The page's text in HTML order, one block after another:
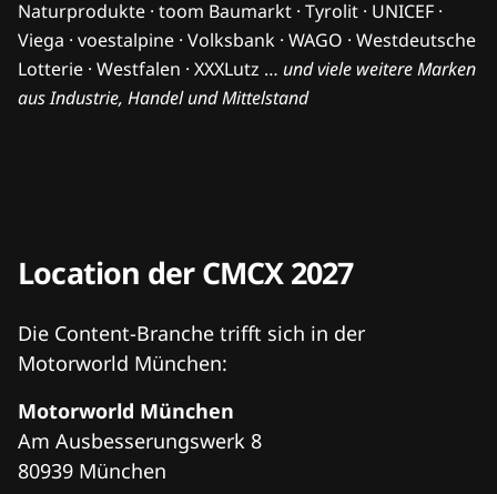
Naturprodukte · toom Baumarkt · Tyrolit · UNICEF ·
Viega · voestalpine · Volksbank · WAGO · Westdeutsche
Lotterie · Westfalen · XXXLutz … und viele weitere Marken
aus Industrie, Handel und Mittelstand
Location der CMCX 2027
Die Content-Branche trifft sich in der
Motorworld München:
Motorworld München
Am Ausbesserungswerk 8
80939 München